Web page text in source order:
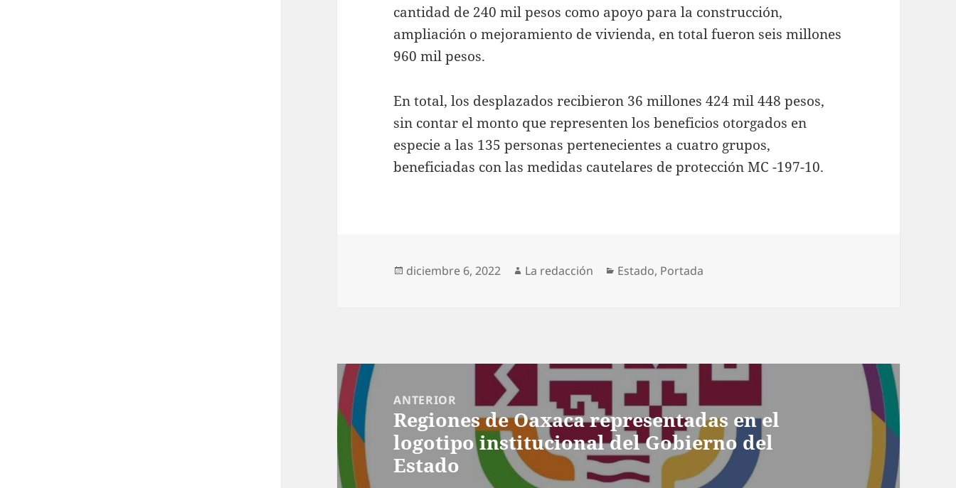
cantidad de 240 mil pesos como apoyo para la construcción,
ampliación o mejoramiento de vivienda, en total fueron seis millones
960 mil pesos.
En total, los desplazados recibieron 36 millones 424 mil 448 pesos,
sin contar el monto que representen los beneficios otorgados en
especie a las 135 personas pertenecientes a cuatro grupos,
beneficiadas con las medidas cautelares de protección MC -197-10.
Publicado
diciembre 6, 2022 Autor
La redacción Categorías
Estado, Portada
Navegación
de
entradas
ANTERIOR
Entrada
anterior:
Regiones de Oaxaca representadas en el
logotipo institucional del Gobierno del
Estado